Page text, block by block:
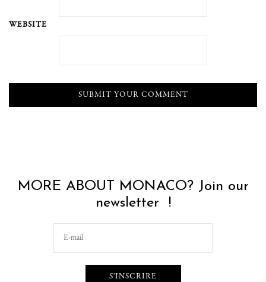
WEBSITE
MORE ABOUT MONACO? Join our
newsletter !